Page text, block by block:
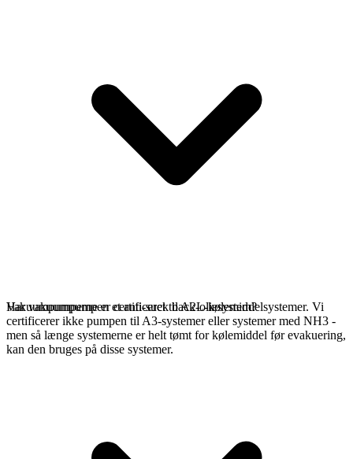
Vakuumpumperne er certificeret til A2L-kølemiddelsystemer. Vi
certificerer ikke pumpen til A3-systemer eller systemer med NH3 -
men så længe systemerne er helt tømt for kølemiddel før evakuering,
kan den bruges på disse systemer.
Har vakuumpumpen et anti-suck back-oliesystem?